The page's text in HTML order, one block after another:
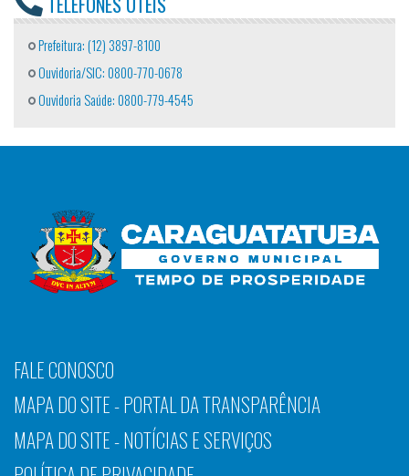
Prefeitura: (12) 3897-8100
Ouvidoria/SIC: 0800-770-0678
Ouvidoria Saúde: 0800-779-4545
FALE CONOSCO
MAPA DO SITE - PORTAL DA TRANSPARÊNCIA
MAPA DO SITE - NOTÍCIAS E SERVIÇOS